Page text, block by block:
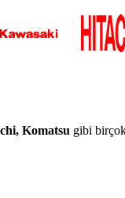
Komatsu gibi birçok